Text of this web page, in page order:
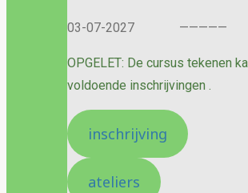
03-07-2027 —————
OPGELET: De cursus tekenen
voldoende inschrijvingen .
inschrijving
ateliers